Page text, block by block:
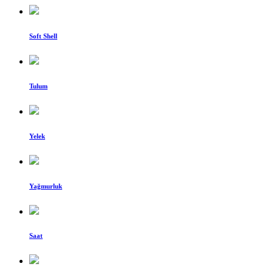
Soft Shell
Tulum
Yelek
Yağmurluk
Saat